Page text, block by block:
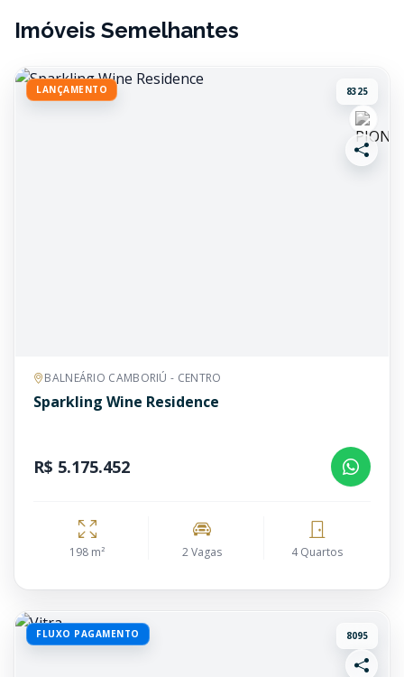
Imóveis Semelhantes
LANÇAMENTO 8325
BALNEÁRIO CAMBORIÚ - CENTRO
Sparkling Wine Residence
R$ 5.175.452
198 m² 2 Vagas 4 Quartos
FLUXO PAGAMENTO 8095